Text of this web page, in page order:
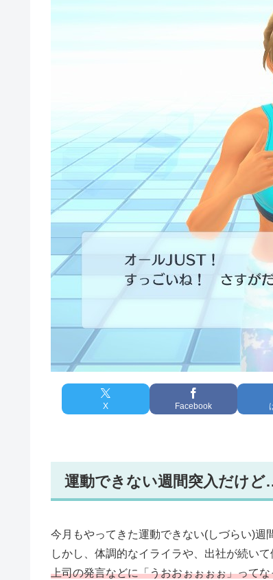
X Facebook
運動できない週間突入だけ
今月もやってきた運動できない(しづらい)週
しかし、体調的なイライラや、出社が続い
上司の発言などに「うおおぉぉぉぉ」ってな